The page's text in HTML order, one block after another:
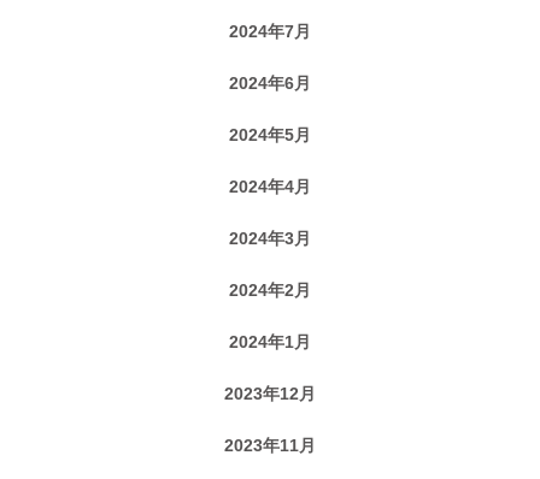
2024年7月
2024年6月
2024年5月
2024年4月
2024年3月
2024年2月
2024年1月
2023年12月
2023年11月